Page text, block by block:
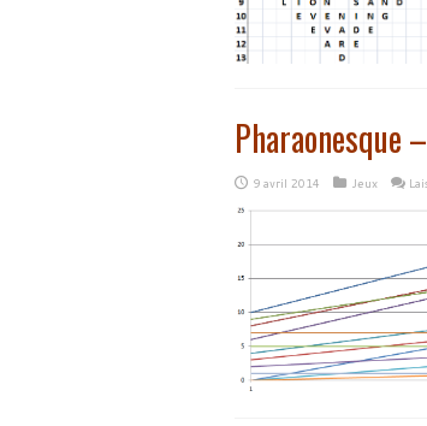
Pharaonesque
9 avril 2014 Jeux